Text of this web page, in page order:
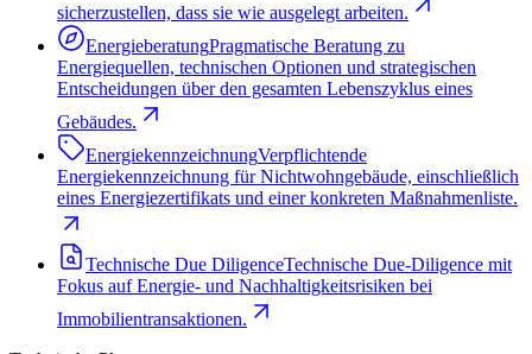
sicherzustellen, dass sie wie ausgelegt arbeiten.
EnergieberatungPragmatische Beratung zu
Energiequellen, technischen Optionen und strategischen
Entscheidungen über den gesamten Lebenszyklus eines
Gebäudes.
EnergiekennzeichnungVerpflichtende
Energiekennzeichnung für Nichtwohngebäude, einschließlich
eines Energiezertifikats und einer konkreten Maßnahmenliste.
Technische Due DiligenceTechnische Due-Diligence mit
Fokus auf Energie- und Nachhaltigkeitsrisiken bei
Immobilientransaktionen.